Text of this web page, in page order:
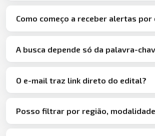
Como começo a receber alertas por
A busca depende só da palavra-
O e-mail traz link direto do edital?
Posso filtrar por região,